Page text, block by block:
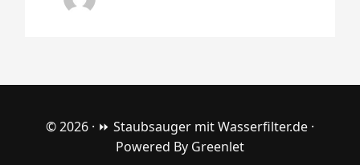
© 2026 · ⏩ Staubsauger mit Wasserfilter.de ·
Powered By Greenlet